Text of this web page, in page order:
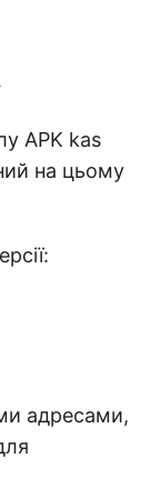
APK kas
на цьому
адресами,